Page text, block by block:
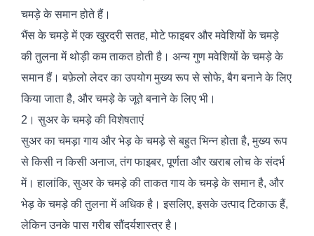
चमड़े के समान होते हैं।
भैंस के चमड़े में एक खुरदरी सतह, मोटे फाइबर और मवेशियों के चमड़े
की तुलना में थोड़ी कम ताकत होती है। अन्य गुण मवेशियों के चमड़े के
समान हैं। बफ़ेलो लेदर का उपयोग मुख्य रूप से सोफे, बैग बनाने के लिए
किया जाता है, और चमड़े के जूते बनाने के लिए भी।
2। सुअर के चमड़े की विशेषताएं
सुअर का चमड़ा गाय और भेड़ के चमड़े से बहुत भिन्न होता है, मुख्य रूप
से किसी न किसी अनाज, तंग फाइबर, पूर्णता और खराब लोच के संदर्भ
में। हालांकि, सुअर के चमड़े की ताकत गाय के चमड़े के समान है, और
भेड़ के चमड़े की तुलना में अधिक है। इसलिए, इसके उत्पाद टिकाऊ हैं,
लेकिन उनके पास गरीब सौंदर्यशास्त्र है।